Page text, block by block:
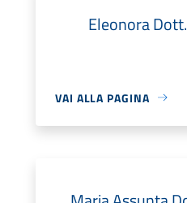
Eleonora
VAI ALLA PAGINA